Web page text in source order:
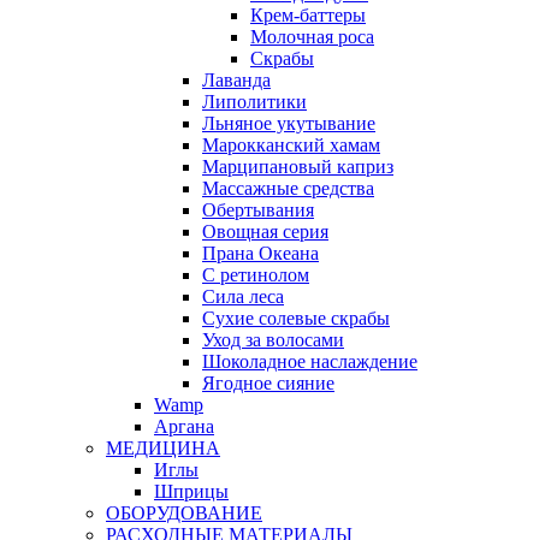
Крем-баттеры
Молочная роса
Скрабы
Лаванда
Липолитики
Льняное укутывание
Марокканский хамам
Марципановый каприз
Массажные средства
Обертывания
Овощная серия
Прана Океана
С ретинолом
Сила леса
Сухие солевые скрабы
Уход за волосами
Шоколадное наслаждение
Ягодное сияние
Wamp
Аргана
МЕДИЦИНА
Иглы
Шприцы
ОБОРУДОВАНИЕ
РАСХОДНЫЕ МАТЕРИАЛЫ